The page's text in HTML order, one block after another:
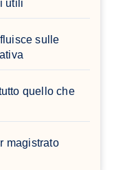
utili
sulle
quello che
magistrato